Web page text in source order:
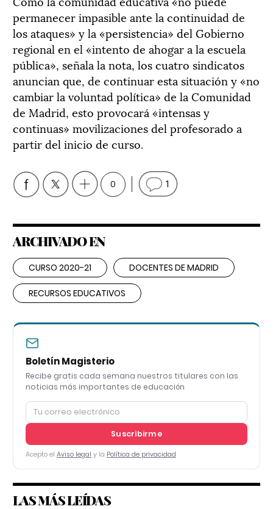
permanecer impasible ante la continuidad de
los ataques» y la «persistencia» del Gobierno
regional en el «intento de ahogar a la escuela
pública», señala la nota, los cuatro sindicatos
anuncian que, de continuar esta situación y «no
cambiar la voluntad política» de la Comunidad
de Madrid, esto provocará «intensas y
continuas» movilizaciones del profesorado a
partir del inicio de curso.
0 1
ARCHIVADO EN
CURSO 2020-21 DOCENTES DE MADRID
RECURSOS EDUCATIVOS
Boletín Magisterio
Recibe gratis cada semana nuestros titulares con las
noticias más importantes de educación
Suscribirme
Acepto el Aviso legal y la Política de privacidad
LAS MÁS LEÍDAS